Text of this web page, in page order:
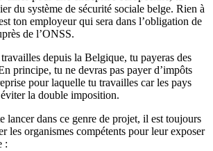
du système de sécurité sociale belge. Rien à
ton employeur qui sera dans l’obligation de
de l’ONSS.
depuis la Belgique, tu payeras des
principe, tu ne devras pas payer d’impôts
pour laquelle tu travailles car les pays
la double imposition.
lancer dans ce genre de projet, il est toujours
les organismes compétents pour leur exposer
: